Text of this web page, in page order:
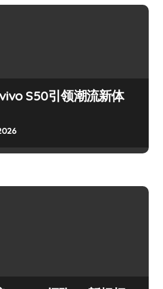
S50引领潮流新体